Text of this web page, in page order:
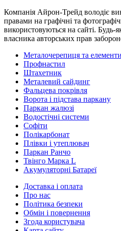
Компанія Айрон-Трейд володіє
правами на графічні та
використовуються на сайті. Будь-
власника авторських прав
Металочерепиця та
Профнастил
Штахетник
Металевий сайдинг
Фальцева покрівля
Ворота і підстава паркану
Паркан жалюзі
Водостічні системи
Софіти
Полікарбонат
Плівки і утеплювач
Паркан Ранчо
Твінго Марка L
Акумуляторні Батареї
Доставка і оплата
Про нас
Політика безпеки
Обмін і повернення
Згода користувача